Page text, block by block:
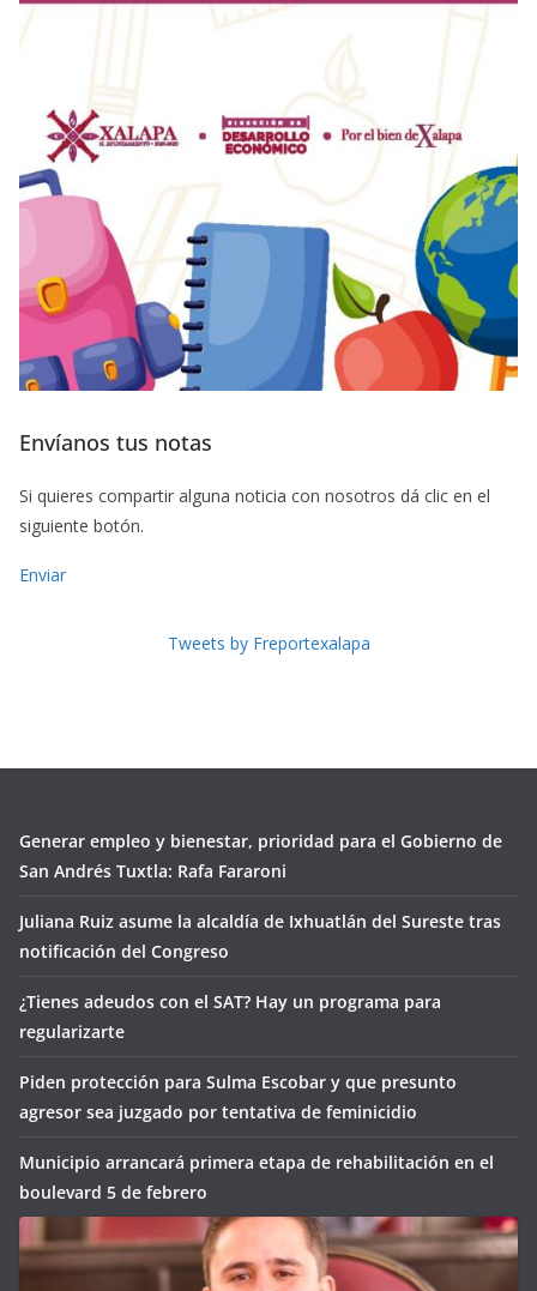
Envíanos tus notas
Si quieres compartir alguna noticia con nosotros dá clic en el
siguiente botón.
Enviar
Tweets by Freportexalapa
Generar empleo y bienestar, prioridad para el Gobierno de
San Andrés Tuxtla: Rafa Fararoni
Juliana Ruiz asume la alcaldía de Ixhuatlán del Sureste tras
notificación del Congreso
¿Tienes adeudos con el SAT? Hay un programa para
regularizarte
Piden protección para Sulma Escobar y que presunto
agresor sea juzgado por tentativa de feminicidio
Municipio arrancará primera etapa de rehabilitación en el
boulevard 5 de febrero